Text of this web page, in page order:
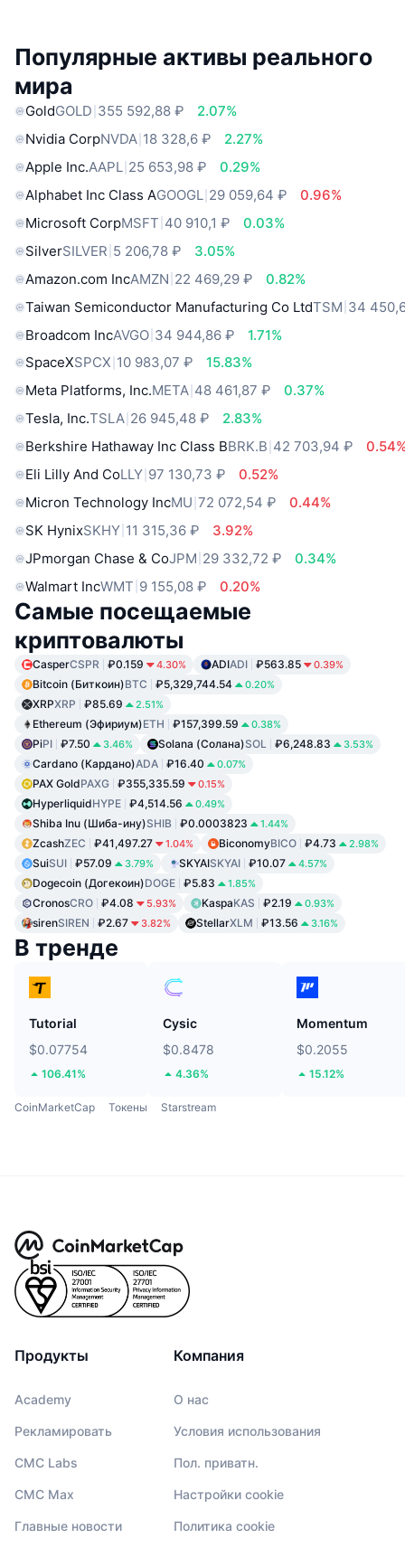
Популярные активы реального
мира
GoldGOLD 355 592,88 ₽
2.07%
Nvidia CorpNVDA 18 328,6 ₽
2.27%
Apple Inc.AAPL 25 653,98 ₽
0.29%
Alphabet Inc Class AGOOGL 29 059,64 ₽
0.96%
Microsoft CorpMSFT 40 910,1 ₽
0.03%
SilverSILVER 5 206,78 ₽
3.05%
Amazon.com IncAMZN 22 469,29 ₽
0.82%
Taiwan Semiconductor Manufacturing Co LtdTSM 34
Broadcom IncAVGO 34 944,86 ₽
1.71%
SpaceXSPCX 10 983,07 ₽
15.83%
Meta Platforms, Inc.META 48 461,87 ₽
0.37%
Tesla, Inc.TSLA 26 945,48 ₽
2.83%
Berkshire Hathaway Inc Class BBRK.B 42 703,94 ₽
Eli Lilly And CoLLY 97 130,73 ₽
0.52%
Micron Technology IncMU 72 072,54 ₽
0.44%
SK HynixSKHY 11 315,36 ₽
3.92%
JPmorgan Chase & CoJPM 29 332,72 ₽
0.34%
Walmart IncWMT 9 155,08 ₽ 0.20%
Самые посещаемые
криптовалюты
CasperCSPR ₽0.159 4.30% ADIADI ₽563.85 0.39%
Bitcoin (Биткоин)BTC ₽5,329,744.54 0.20%
XRPXRP ₽85.69 2.51%
Ethereum (Эфириум)ETH ₽157,399.59 0.38%
PiPI ₽7.50 3.46% Solana (Солана)SOL ₽6,248.83 3.53%
Cardano (Кардано)ADA ₽16.40 0.07%
PAX GoldPAXG ₽355,335.59 0.15%
HyperliquidHYPE ₽4,514.56 0.49%
Shiba Inu (Шиба-ину)SHIB ₽0.0003823 1.44%
ZcashZEC ₽41,497.27 1.04% BiconomyBICO ₽4.73 2.98%
SuiSUI ₽57.09 3.79% SKYAISKYAI ₽10.07 4.57%
Dogecoin (Догекоин)DOGE ₽5.83 1.85%
CronosCRO ₽4.08 5.93% KaspaKAS ₽2.19 0.93%
sirenSIREN ₽2.67 3.82% StellarXLM ₽13.56 3.16%
В тренде
Tutorial
$0.07754
106.41%
Cysic
$0.8478
4.36%
Momentum
$0.2055
15.12%
CoinMarketCap Токены Starstream
Продукты
Academy
Рекламировать
CMC Labs
CMC Max
Главные новости
Компания
О нас
Условия использования
Пол. приватн.
Настройки cookie
Политика cookie